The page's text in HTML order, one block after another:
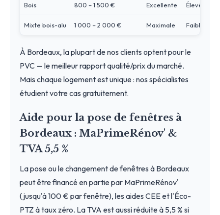
Bois 800 – 1 500 € Excellente Élevé
Mixte bois-alu 1 000 – 2 000 € Maximale Faible
À Bordeaux, la plupart de nos clients optent pour le
PVC — le meilleur rapport qualité/prix du marché.
Mais chaque logement est unique : nos spécialistes
étudient votre cas gratuitement.
Aide pour la pose de fenêtres à
Bordeaux : MaPrimeRénov' &
TVA 5,5 %
La pose ou le changement de fenêtres à Bordeaux
peut être financé en partie par MaPrimeRénov'
(jusqu'à 100 € par fenêtre), les aides CEE et l'Éco-
PTZ à taux zéro. La TVA est aussi réduite à 5,5 % si